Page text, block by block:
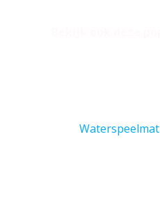
Waterspeelmat